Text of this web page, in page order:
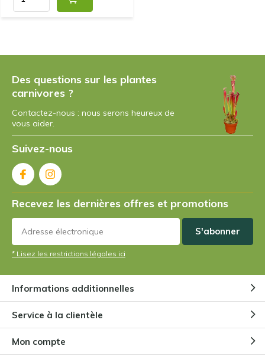
Des questions sur les plantes
carnivores ?
Contactez-nous : nous serons heureux de
vous aider.
Suivez-nous
Recevez les dernières offres et promotions
S'abonner
* Lisez les restrictions légales ici
Informations additionnelles
Service à la clientèle
Mon compte